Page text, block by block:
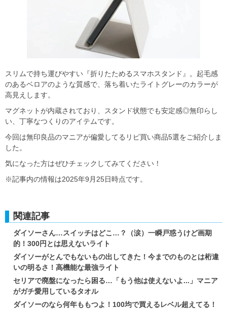
スリムで持ち運びやすい『折りたためるスマホスタンド』。起毛感
のあるベロアのような質感で、落ち着いたライトグレーのカラーが
高見えします。
マグネットが内蔵されており、スタンド状態でも安定感◎無印らし
い、丁寧なつくりのアイテムです。
今回は無印良品のマニアが偏愛してるリピ買い商品5選をご紹介しま
した。
気になった方はぜひチェックしてみてください！
※記事内の情報は2025年9月25日時点です。
関連記事
ダイソーさん…スイッチはどこ…？（涙）一瞬戸惑うけど画期
的！300円とは思えないライト
ダイソーがとんでもないもの出してきた！今までのものとは桁違
いの明るさ！高機能な最強ライト
セリアで廃盤になったら困る…「もう他は使えないよ...」マニア
がガチ愛用しているタオル
ダイソーのなら何年ももつよ！100均で買えるレベル超えてる！